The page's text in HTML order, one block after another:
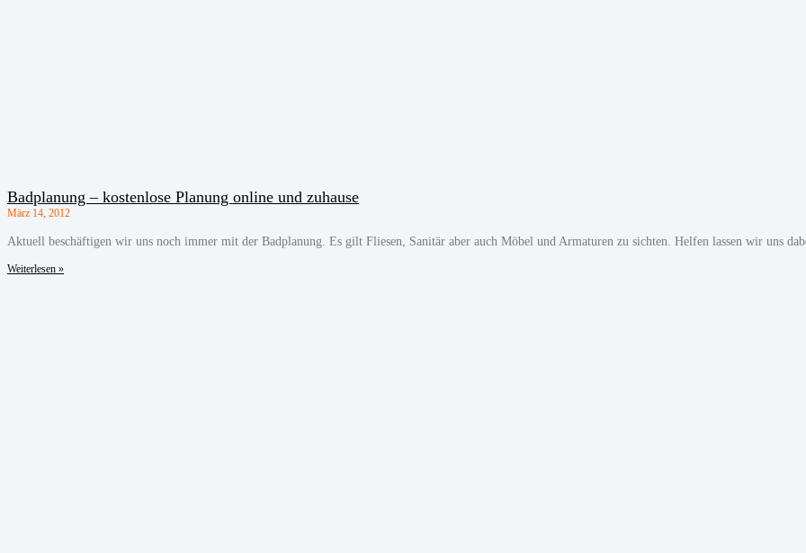
Badplanung – kostenlose Planung online und zuhause
März 14, 2012
Aktuell beschäftigen wir uns noch immer mit der Badplanung. Es gilt Fliesen, Sanitär aber auch Möbel und Armaturen zu sichten. Helfen lassen wir uns
Weiterlesen »